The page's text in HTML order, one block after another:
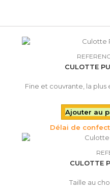
CULOTTE
Fine et couvrante, la
Ajouter au
Délai de
CULOTTE
Taille au